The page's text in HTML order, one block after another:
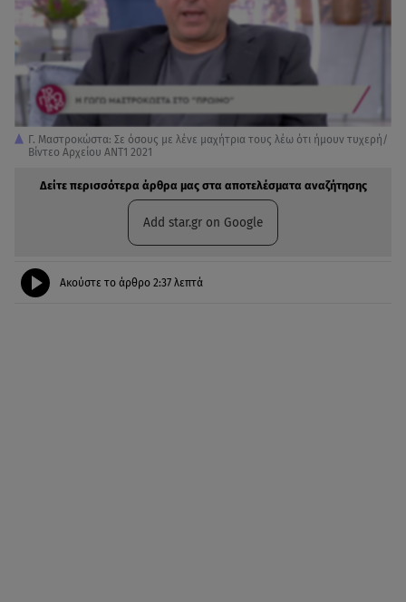
Γ. Μαστροκώστα: Σε όσους με λένε μαχήτρια τους λέω ότι ήμουν τυχερή/
Bίντεο Αρχείου ANT1 2021
Δείτε περισσότερα άρθρα μας στα αποτελέσματα αναζήτησης
Add star.gr on Google
Ακούστε το άρθρο 2:37 λεπτά